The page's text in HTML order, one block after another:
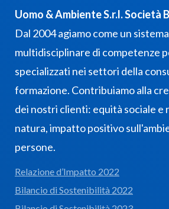
Uomo & Ambiente S.r.l. Società
Dal 2004 agiamo come un
multidisciplinare di competenze
specializzati nei settori della
formazione. Contribuiamo alla
dei nostri clienti: equità sociale e
natura, impatto positivo
persone.
Relazione d’Impatto 2022
Bilancio di Sostenibilità 2022